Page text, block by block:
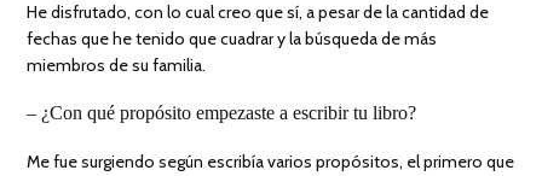
He disfrutado, con lo cual creo que sí, a pesar de la cantidad de
fechas que he tenido que cuadrar y la búsqueda de más
miembros de su familia.
– ¿Con qué propósito empezaste a escribir tu libro?
Me fue surgiendo según escribía varios propósitos, el primero que